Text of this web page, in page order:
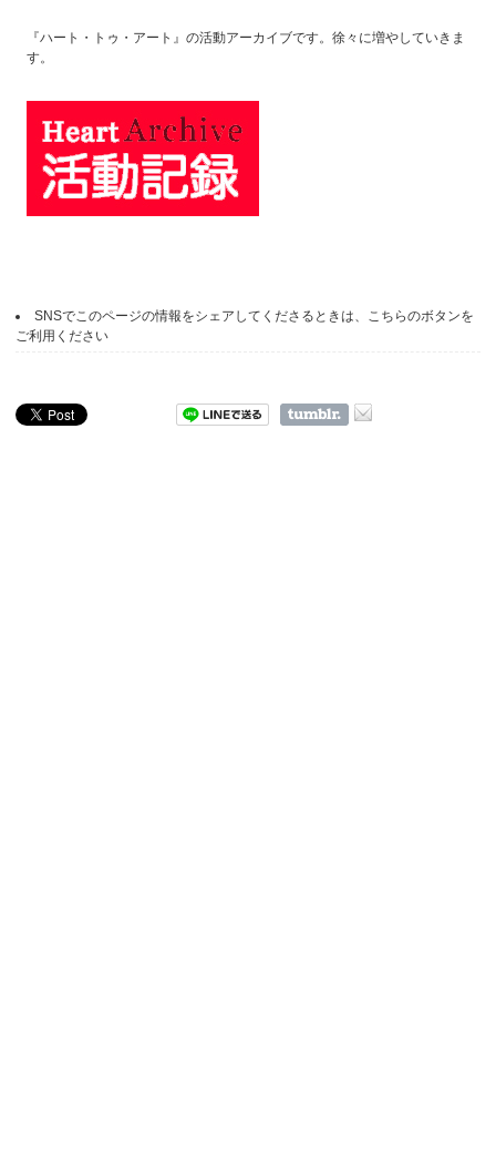
『ハート・トゥ・アート』の活動アーカイブです。徐々に増やしていきま
す。
SNSでこのページの情報をシェアしてくださるときは、こちらのボタンを
ご利用ください